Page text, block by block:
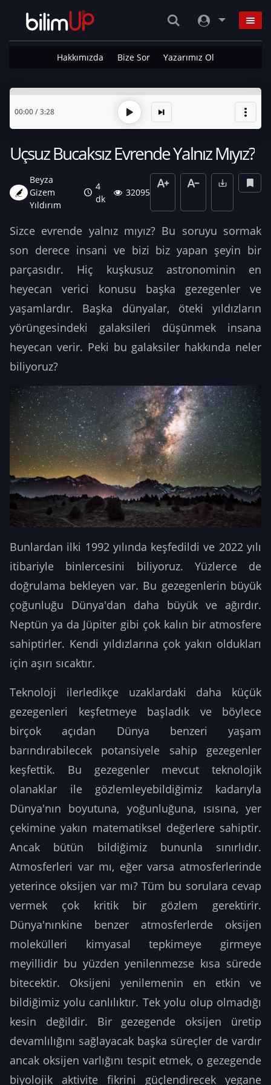
Hakkımızda Bize Sor Yazarımız Ol
00:00/3:28
Uçsuz Bucaksız Evrende Yalnız Mıyız?
Beyza
Gizem
Yıldırım
4
dk
32095
Sizce evrende yalnız mıyız? Bu soruyu sormak
son derece insani ve bizi biz yapan şeyin bir
parçasıdır. Hiç kuşkusuz astronominin en
heyecan verici konusu başka gezegenler ve
yaşamlardır. Başka dünyalar, öteki yıldızların
yörüngesindeki galaksileri düşünmek insana
heyecan verir. Peki bu galaksiler hakkında neler
biliyoruz?
Bunlardan ilki 1992 yılında keşfedildi ve 2022 yılı
itibariyle binlercesini biliyoruz. Yüzlerce de
doğrulama bekleyen var. Bu gezegenlerin büyük
çoğunluğu Dünya'dan daha büyük ve ağırdır.
Neptün ya da Jüpiter gibi çok kalın bir atmosfere
sahiptirler. Kendi yıldızlarına çok yakın oldukları
için aşırı sıcaktır.
Teknoloji ilerledikçe uzaklardaki daha küçük
gezegenleri keşfetmeye başladık ve böylece
birçok açıdan Dünya benzeri yaşam
barındırabilecek potansiyele sahip gezegenler
keşfettik. Bu gezegenler mevcut teknolojik
olanaklar ile gözlemleyebildiğimiz kadarıyla
Dünya'nın boyutuna, yoğunluğuna, ısısına, yer
çekimine yakın matematiksel değerlere sahiptir.
Ancak bütün bildiğimiz bununla sınırlıdır.
Atmosferleri var mı, eğer varsa atmosferlerinde
yeterince oksijen var mı? Tüm bu sorulara cevap
vermek çok kritik bir gözlem gerektirir.
Dünya'nınkine benzer atmosferlerde oksijen
molekülleri kimyasal tepkimeye girmeye
meyillidir bu yüzden yenilenmezse kısa sürede
bitecektir. Oksijeni yenilemenin en etkin ve
bildiğimiz yolu canlılıktır. Tek yolu olup olmadığı
kesin değildir. Bir gezegende oksijen üretip
devamlılığını sağlayacak başka süreçler de vardır
ancak oksijen varlığını tespit etmek, o gezegende
biyolojik aktivite fikrini güçlendirecek yegane